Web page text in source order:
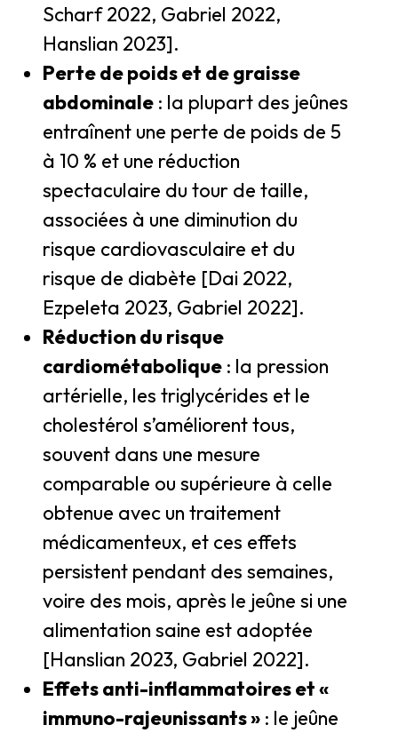
Scharf 2022, Gabriel 2022,
Hanslian 2023].
Perte de poids et de graisse
abdominale : la plupart des jeûnes
entraînent une perte de poids de 5
à 10 % et une réduction
spectaculaire du tour de taille,
associées à une diminution du
risque cardiovasculaire et du
risque de diabète [Dai 2022,
Ezpeleta 2023, Gabriel 2022].
Réduction du risque
cardiométabolique : la pression
artérielle, les triglycérides et le
cholestérol s’améliorent tous,
souvent dans une mesure
comparable ou supérieure à celle
obtenue avec un traitement
médicamenteux, et ces effets
persistent pendant des semaines,
voire des mois, après le jeûne si une
alimentation saine est adoptée
[Hanslian 2023, Gabriel 2022].
Effets anti-inflammatoires et «
immuno-rajeunissants » : le jeûne